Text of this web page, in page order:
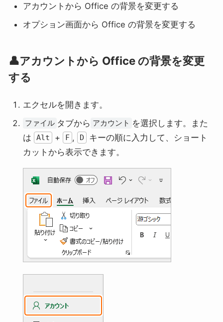
アカウントから Office の背景を変更する
オプション画面から Office の背景を変更する
👤アカウントから Office の背景を変更
する
エクセルを開きます。
ファイル タブから アカウント を選択します。また
は
Alt + F , D
キーの順に入力して、ショート
カットから表示できます。